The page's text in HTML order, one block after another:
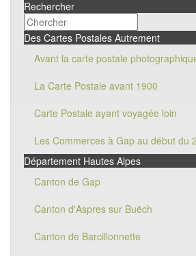
Rechercher
Des Cartes Postales Autrement
Avant la carte postale
La Carte Postale avant 1900
Carte Postale ayant voyagée loin
Les Commerces à Gap au début du
Département Hautes Alpes
Canton de Gap
Canton d'Aspres sur Buëch
Canton de Barcillonnette